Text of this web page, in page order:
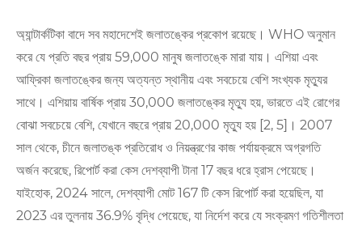
অ্যান্টার্কটিকা বাদে সব মহাদেশেই জলাতঙ্কের প্রকোপ রয়েছে। WHO অনুমান
করে যে প্রতি বছর প্রায় 59,000 মানুষ জলাতঙ্কে মারা যায়। এশিয়া এবং
আফ্রিকা জলাতঙ্কের জন্য অত্যন্ত স্থানীয় এবং সবচেয়ে বেশি সংখ্যক মৃত্যুর
সাথে। এশিয়ায় বার্ষিক প্রায় 30,000 জলাতঙ্কের মৃত্যু হয়, ভারতে এই রোগের
বোঝা সবচেয়ে বেশি, যেখানে বছরে প্রায় 20,000 মৃত্যু হয় [2, 5]। 2007
সাল থেকে, চীনে জলাতঙ্ক প্রতিরোধ ও নিয়ন্ত্রণের কাজ পর্যায়ক্রমে অগ্রগতি
অর্জন করেছে, রিপোর্ট করা কেস দেশব্যাপী টানা 17 বছর ধরে হ্রাস পেয়েছে।
যাইহোক, 2024 সালে, দেশব্যাপী মোট 167 টি কেস রিপোর্ট করা হয়েছিল, যা
2023 এর তুলনায় 36.9% বৃদ্ধি পেয়েছে, যা নির্দেশ করে যে সংক্রমণ গতিশীলতা